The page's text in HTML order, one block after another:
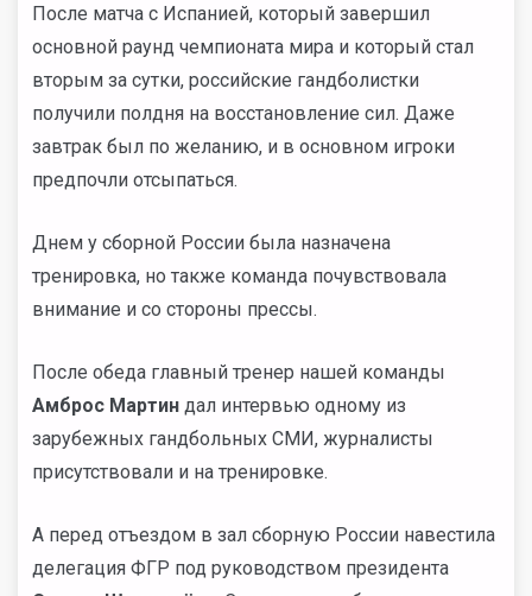
После матча с Испанией, который завершил
основной раунд чемпионата мира и который стал
вторым за сутки, российские гандболистки
получили полдня на восстановление сил. Даже
завтрак был по желанию, и в основном игроки
предпочли отсыпаться.
Днем у сборной России была назначена
тренировка, но также команда почувствовала
внимание и со стороны прессы.
После обеда главный тренер нашей команды
Амброс Мартин дал интервью одному из
зарубежных гандбольных СМИ, журналисты
присутствовали и на тренировке.
А перед отъездом в зал сборную России навестила
делегация ФГР под руководством президента